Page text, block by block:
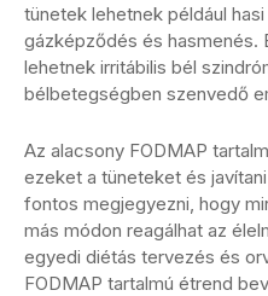
tünetek lehetnek például
gázképződés és hasmenés.
lehetnek irritábilis bél
bélbetegségben szenvedő
Az alacsony FODMAP
ezeket a tüneteket és
fontos megjegyezni, hogy
más módon reagálhat az
egyedi diétás tervezés és
FODMAP tartalmú étrend